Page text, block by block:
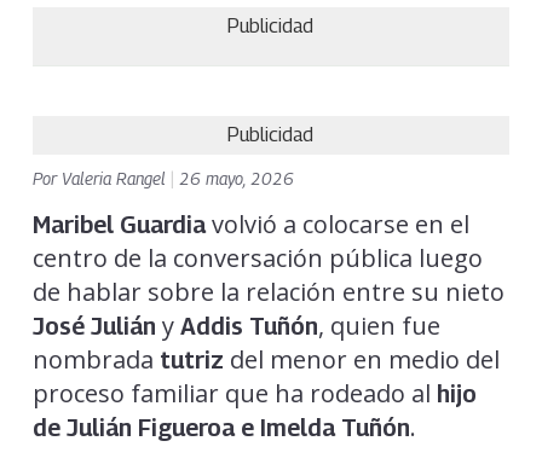
Publicidad
Publicidad
Por Valeria Rangel 26 mayo, 2026
Maribel Guardiavolvió a colocarse en el
centro de la conversación pública luego
de hablar sobre la relación entre su nieto
José Julián y Addis Tuñón, quien fue
nombrada tutriz del menor en medio del
proceso familiar que ha rodeado al hijo
de Julián Figueroa e Imelda Tuñón.